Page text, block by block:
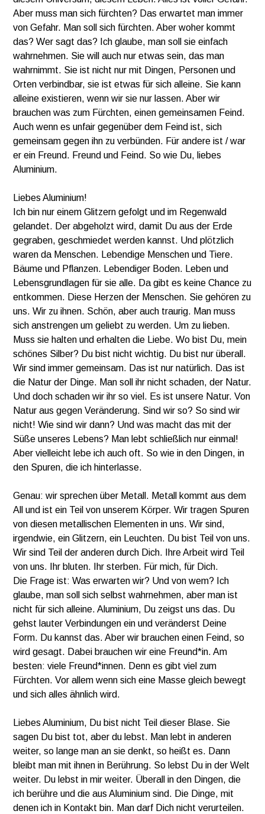
Aber muss man sich fürchten? Das erwartet man immer
von Gefahr. Man soll sich fürchten. Aber woher kommt
das? Wer sagt das? Ich glaube, man soll sie einfach
wahrnehmen. Sie will auch nur etwas sein, das man
wahrnimmt. Sie ist nicht nur mit Dingen, Personen und
Orten verbindbar, sie ist etwas für sich alleine. Sie kann
alleine existieren, wenn wir sie nur lassen. Aber wir
brauchen was zum Fürchten, einen gemeinsamen Feind.
Auch wenn es unfair gegenüber dem Feind ist, sich
gemeinsam gegen ihn zu verbünden. Für andere ist / war
er ein Freund. Freund und Feind. So wie Du, liebes
Aluminium.
Liebes Aluminium!
Ich bin nur einem Glitzern gefolgt und im Regenwald
gelandet. Der abgeholzt wird, damit Du aus der Erde
gegraben, geschmiedet werden kannst. Und plötzlich
waren da Menschen. Lebendige Menschen und Tiere.
Bäume und Pflanzen. Lebendiger Boden. Leben und
Lebensgrundlagen für sie alle. Da gibt es keine Chance zu
entkommen. Diese Herzen der Menschen. Sie gehören zu
uns. Wir zu ihnen. Schön, aber auch traurig. Man muss
sich anstrengen um geliebt zu werden. Um zu lieben.
Muss sie halten und erhalten die Liebe. Wo bist Du, mein
schönes Silber? Du bist nicht wichtig. Du bist nur überall.
Wir sind immer gemeinsam. Das ist nur natürlich. Das ist
die Natur der Dinge. Man soll ihr nicht schaden, der Natur.
Und doch schaden wir ihr so viel. Es ist unsere Natur. Von
Natur aus gegen Veränderung. Sind wir so? So sind wir
nicht! Wie sind wir dann? Und was macht das mit der
Süße unseres Lebens? Man lebt schließlich nur einmal!
Aber vielleicht lebe ich auch oft. So wie in den Dingen, in
den Spuren, die ich hinterlasse.
Genau: wir sprechen über Metall. Metall kommt aus dem
All und ist ein Teil von unserem Körper. Wir tragen Spuren
von diesen metallischen Elementen in uns. Wir sind,
irgendwie, ein Glitzern, ein Leuchten. Du bist Teil von uns.
Wir sind Teil der anderen durch Dich. Ihre Arbeit wird Teil
von uns. Ihr bluten. Ihr sterben. Für mich, für Dich.
Die Frage ist: Was erwarten wir? Und von wem? Ich
glaube, man soll sich selbst wahrnehmen, aber man ist
nicht für sich alleine. Aluminium, Du zeigst uns das. Du
gehst lauter Verbindungen ein und veränderst Deine
Form. Du kannst das. Aber wir brauchen einen Feind, so
wird gesagt. Dabei brauchen wir eine Freund*in. Am
besten: viele Freund*innen. Denn es gibt viel zum
Fürchten. Vor allem wenn sich eine Masse gleich bewegt
und sich alles ähnlich wird.
Liebes Aluminium, Du bist nicht Teil dieser Blase. Sie
sagen Du bist tot, aber du lebst. Man lebt in anderen
weiter, so lange man an sie denkt, so heißt es. Dann
bleibt man mit ihnen in Berührung. So lebst Du in der Welt
weiter. Du lebst in mir weiter. Überall in den Dingen, die
ich berühre und die aus Aluminium sind. Die Dinge, mit
denen ich in Kontakt bin. Man darf Dich nicht verurteilen.